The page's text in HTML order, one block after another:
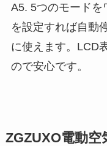
A5. 5つのモードを
を設定すれば自動
に使えます。LCD
ので安心です。
ZGZUXO電動